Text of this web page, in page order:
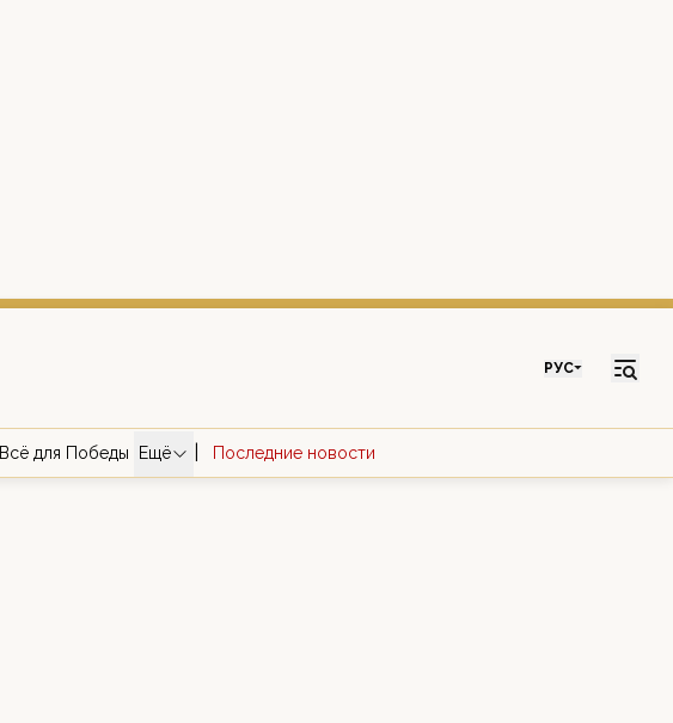
РУС
Всё для Победы Ещё Последние новости